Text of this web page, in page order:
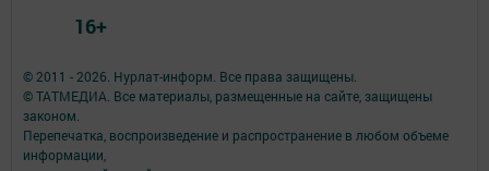
© 2011 - 2026. Нурлат-⁠информ. Все права защищены.
© ТАТМЕДИА. Все материалы, размещенные на сайте, защищены
законом.
Перепечатка, воспроизведение и распространение в любом объеме
информации,
16+